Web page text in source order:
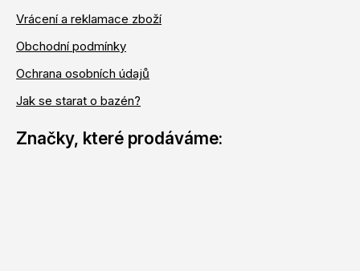
Vrácení a reklamace zboží
Obchodní podmínky
Ochrana osobních údajů
Jak se starat o bazén?